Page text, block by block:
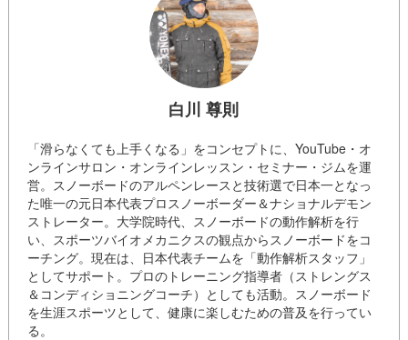
白川 尊則
「滑らなくても上手くなる」をコンセプトに、YouTube・オ
ンラインサロン・オンラインレッスン・セミナー・ジムを運
営。スノーボードのアルペンレースと技術選で日本一となっ
た唯一の元日本代表プロスノーボーダー＆ナショナルデモン
ストレーター。大学院時代、スノーボードの動作解析を行
い、スポーツバイオメカニクスの観点からスノーボードをコ
ーチング。現在は、日本代表チームを「動作解析スタッフ」
としてサポート。プロのトレーニング指導者（ストレングス
＆コンディショニングコーチ）としても活動。スノーボード
を生涯スポーツとして、健康に楽しむための普及を行ってい
る。